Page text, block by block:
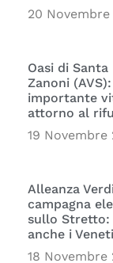
20 Novembre
Oasi di
Zanoni
importante
attorno al
19 Novembre
Alleanza
campagna
sullo Stretto:
anche i
18 Novembre